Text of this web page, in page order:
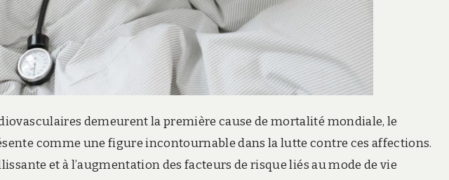
demeurent la première cause de mortalité mondiale, le
comme une figure incontournable dans la lutte contre ces affections.
et à l’augmentation des facteurs de risque liés au mode de vie